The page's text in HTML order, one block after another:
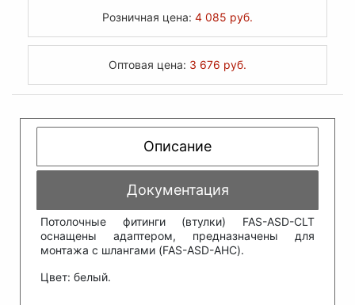
Розничная цена: 4 085 руб.
Оптовая цена: 3 676 руб.
Описание
Документация
Потолочные фитинги (втулки) FAS-ASD-CLT
оснащены адаптером, предназначены для
монтажа с шлангами (FAS-ASD-AHC).
Цвет: белый.